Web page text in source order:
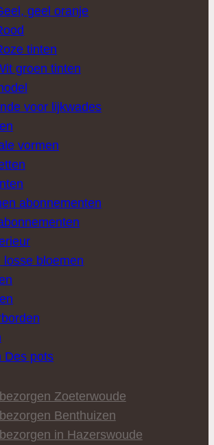
geel oranje
tinten
groen tinten
voor lijkwades
vormen
abonnementen
losse bloemen
Des pots
Zoeterwoude
Benthuizen
in Hazerswoude